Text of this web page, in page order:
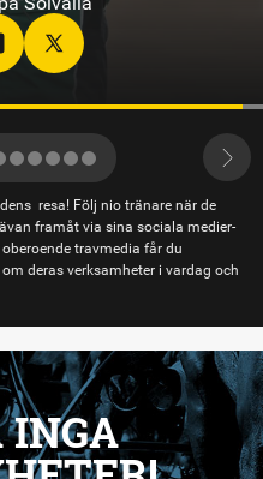
resa! Följ nio tränare när de
framåt via sina sociala medier-
travmedia får du
deras verksamheter i vardag och
INGA